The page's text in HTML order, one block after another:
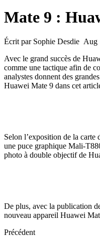
Mate 9 :
Écrit par Sophie Desdie Aug
Avec le grand succès de
comme une tactique afin de
analystes donnent des
Huawei Mate 9 dans cet
Selon l’exposition de la
une puce graphique Mali-
photo à double objectif de
De plus, avec la publication
nouveau appareil Huawei
Précédent